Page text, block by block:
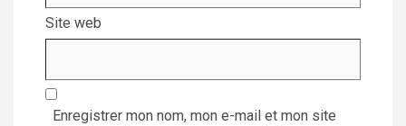
Site web
Enregistrer mon nom, mon e-mail et mon site